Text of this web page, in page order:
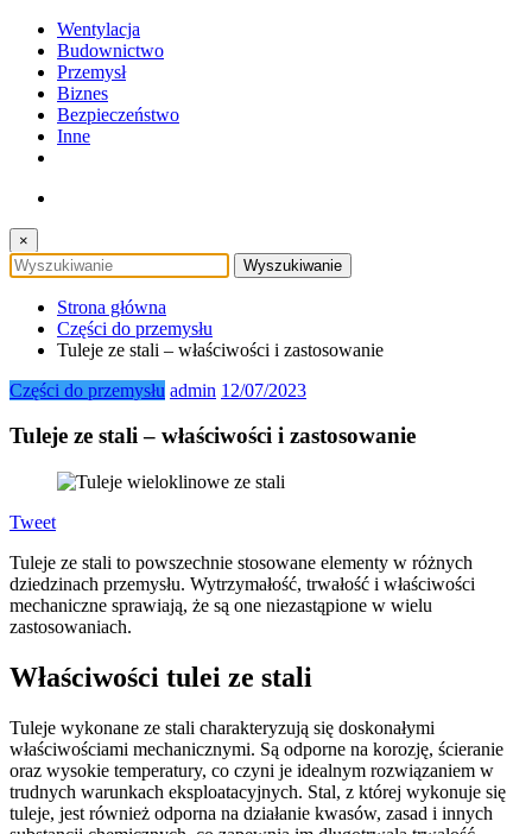
Wentylacja
Budownictwo
Przemysł
Biznes
Bezpieczeństwo
Inne
×
Strona główna
Części do przemysłu
Tuleje ze stali – właściwości i zastosowanie
Części do przemysłu admin 12/07/2023
Tuleje ze stali – właściwości i zastosowanie
Tweet
Tuleje ze stali to powszechnie stosowane elementy w różnych
dziedzinach przemysłu. Wytrzymałość, trwałość i właściwości
mechaniczne sprawiają, że są one niezastąpione w wielu
zastosowaniach.
Właściwości tulei ze stali
Tuleje wykonane ze stali charakteryzują się doskonałymi
właściwościami mechanicznymi. Są odporne na korozję, ścieranie
oraz wysokie temperatury, co czyni je idealnym rozwiązaniem w
trudnych warunkach eksploatacyjnych. Stal, z której wykonuje się
tuleje, jest również odporna na działanie kwasów, zasad i innych